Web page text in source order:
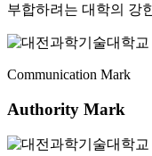
부합하려는 대학의 강
Communication Mark
Authority Mark